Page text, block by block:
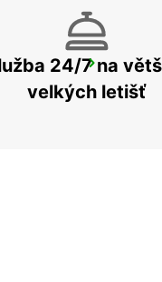
24/7 na
velkých letišť